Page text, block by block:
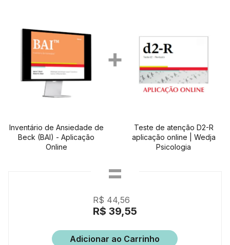
Inventário de Ansiedade de
Beck (BAI) - Aplicação
Online
Teste de atenção D2-R
aplicação online | Wedja
Psicologia
R$ 44,56
R$ 39,55
Adicionar ao Carrinho